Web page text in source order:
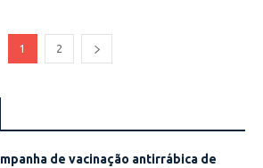
1 2
de vacinação antirrábica de